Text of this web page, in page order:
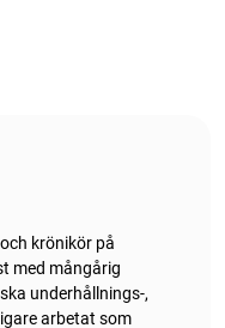
krönikör på
med mångårig
underhållnings-,
arbetat som